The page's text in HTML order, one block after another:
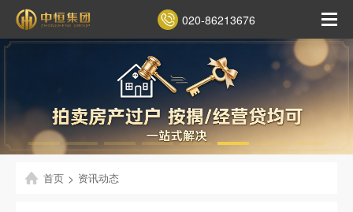
020-86213676
首页 > 资讯动态